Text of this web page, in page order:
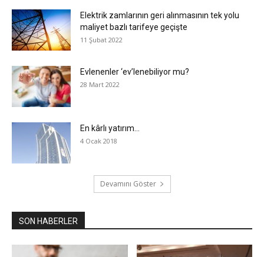
Elektrik zamlarının geri alınmasının tek yolu
maliyet bazlı tarifeye geçişte
11 Şubat 2022
Evlenenler ‘ev’lenebiliyor mu?
28 Mart 2022
En kârlı yatırım…
4 Ocak 2018
Devamını Göster
SON HABERLER